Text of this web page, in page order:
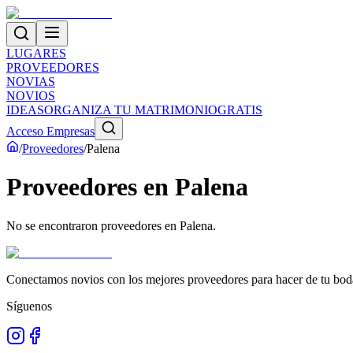
LUGARES
PROVEEDORES
NOVIAS
NOVIOS
IDEASORGANIZA TU MATRIMONIOGRATIS
Acceso Empresas
/Proveedores/Palena
Proveedores en Palena
No se encontraron proveedores en Palena.
Conectamos novios con los mejores proveedores para hacer de tu
Síguenos